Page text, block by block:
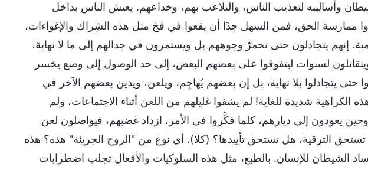
وأساليبه لتعذيب الناس، والتلاعب بهم، وخداعهم. يعيش الناس بداخل
ممارسة الحق، فمن السهل جدًا أن يقعوا في فخ مثل هذه الشِراك والإغواءات،
إنهم يتجادلون حتى تحمرّ وجوههم بل ويستمرون في جدالهم إلى ما لا نهاية،
لسنوات ليتفوقوا على بعضهم البعض، إلى حد الوصول إلى وضع يخسر
يتجادلوا بلا نهاية، بل إن بعضهم يُهاجِم، ويلعن، ويدين بعضهم الآخر في
شديدة للغاية! لم يشفوا غليلهم من اللعن أثناء الاجتماعات، ولم
يعودون إلى ديارهم، كلما فكَّروا في الأمر، ازداد غضبهم، فيواصلون لعن
الترقية، هل تستحق تأييدها؟ (كلا). أي نوع من "الروح الجريئة" هذه؟ هذه
الشيطان للإنسان. بالطبع، مثل هذه السلوكيات والأفعال تجلب اضطرابات